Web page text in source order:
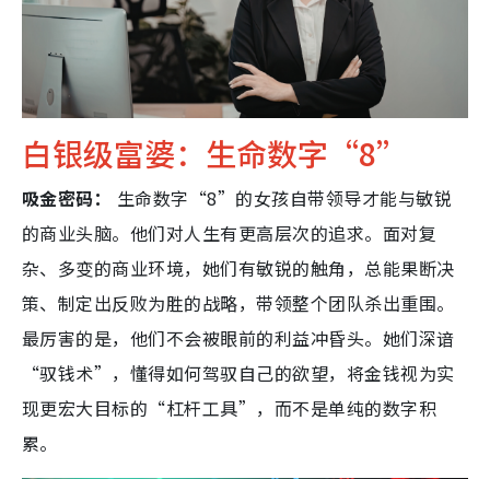
白银级富婆：生命数字“8”
吸金密码：
生命数字“8”的女孩自带领导才能与敏锐
的商业头脑。他们对人生有更高层次的追求。面对复
杂、多变的商业环境，她们有敏锐的触角，总能果断决
策、制定出反败为胜的战略，带领整个团队杀出重围。
最厉害的是，他们不会被眼前的利益冲昏头。她们深谙
“驭钱术”，懂得如何驾驭自己的欲望，将金钱视为实
现更宏大目标的“杠杆工具”，而不是单纯的数字积
累。